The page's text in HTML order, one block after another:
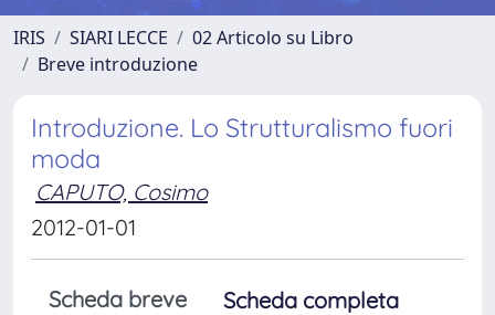
IRIS SIARI LECCE
02 Articolo su Libro
Breve introduzione
Introduzione. Lo Strutturalismo fuori
moda
CAPUTO, Cosimo
2012-01-01
Scheda breve
Scheda completa